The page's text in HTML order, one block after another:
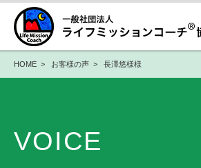
HOME > お客様の声 > 長澤悠様様
VOICE